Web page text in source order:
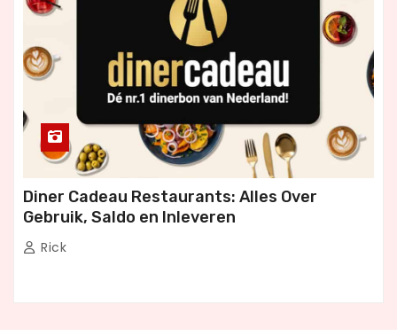
Diner Cadeau Restaurants: Alles Over
Gebruik, Saldo en Inleveren
Rick